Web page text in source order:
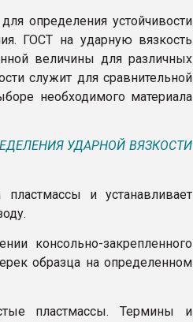
определения устойчивости
ГОСТ на ударную вязкость
величины для различных
служит для сравнительной
необходимого материала
УДАРНОЙ ВЯЗКОСТИ
пластмассы и устанавливает
консольно-закрепленного
образца на определенном
пластмассы. Термины и